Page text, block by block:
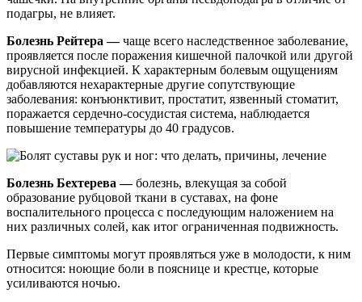
подагры, не влияет.
Болезнь Рейтера —чаще всего наследственное заболевание,
проявляется после поражения кишечной палочкой или другой
вирусной инфекцией. К характерным болевым ощущениям
добавляются нехарактерные другие сопутствующие
заболевания: конъюнктивит, простатит, язвенный стоматит,
поражается сердечно-сосудистая система, наблюдается
повышение температуры до 40 градусов.
Болезнь Бехтерева —болезнь, влекущая за собой
образование рубцовой ткани в суставах, на фоне
воспалительного процесса с последующим наложением на
них различных солей, как итог ограниченная подвижность.
Первые симптомы могут проявляться уже в молодости, к ним
относится: ноющие боли в пояснице и крестце, которые
усиливаются ночью.